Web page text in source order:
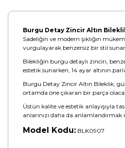
Burgu Detay Zincir Altın
Sadeliğin ve modern şıklığın
vurgulayarak benzersiz bir stil sunar.
Bilekliğin burgu detaylı zinciri,
estetik sunarken, 14 ayar altının
Burgu Detay Zincir Altın Bileklik,
ortamda öne çıkaran bir parça
Üstün kalite ve estetik anlayışıyla
anlarınızı daha da
Model Kodu: BLK0907